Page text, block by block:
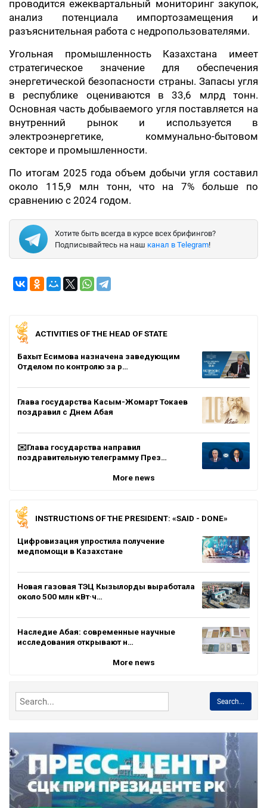
проводится ежеквартальный мониторинг закупок,
анализ потенциала импортозамещения и
разъяснительная работа с недропользователями.
Угольная промышленность Казахстана имеет
стратегическое значение для обеспечения
энергетической безопасности страны. Запасы угля
в республике оцениваются в 33,6 млрд тонн.
Основная часть добываемого угля поставляется на
внутренний рынок и используется в
электроэнергетике, коммунально-бытовом
секторе и промышленности.
По итогам 2025 года объем добычи угля составил
около 115,9 млн тонн, что на 7% больше по
сравнению с 2024 годом.
Хотите быть всегда в курсе всех брифингов?
Подписывайтесь на наш канал в Telegram!
ACTIVITIES OF THE HEAD OF STATE
Бахыт Есимова назначена заведующим
Отделом по контролю за р…
Глава государства Касым-Жомарт Токаев
поздравил с Днем Абая
✉️Глава государства направил
поздравительную телеграмму През…
More news
INSTRUCTIONS OF THE PRESIDENT: «SAID - DONE»
Цифровизация упростила получение
медпомощи в Казахстане
Новая газовая ТЭЦ Кызылорды выработала
около 500 млн кВт·ч…
Наследие Абая: современные научные
исследования открывают н…
More news
Search...